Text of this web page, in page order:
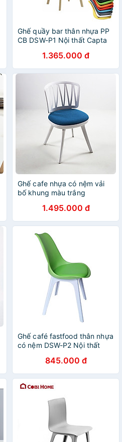
Ghế quầy bar thân nhựa PP
CB DSW-P1 Nội thất Capta
ngồi bọc PVC màu trắng
chân gỗ cố định có gác
nhân nhựa PP màu trắng
1.365.000 đ
Ghế cafe nhựa có nệm vải
bố khung màu trắng
Ghế ăn thân nhựa nệm vải
không tay tựa tại HCM
1.495.000 đ
Ghế café fastfood thân nhựa
có nệm DSW-P2 Nội thất
nhựa PP nệm bọc PVC cùng
màu thân chân ghế nhựa
đúc màu trắng hoặc đen tại
tp HCM
845.000 đ